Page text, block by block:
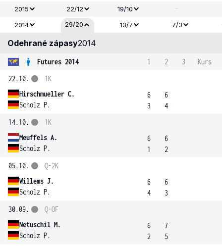
2015
22/12 19/10 -
2014
29/20 13/7 7/3
Odehrané zápasy2014
Futures 2014 1 2 3
Kurs
22.10.
Hirschmueller C.
Scholz P.
1K
6
3
6
4
14.10.
Meuffels A.
Scholz P.
1K
6
1
6
2
05.10.
Willems J.
Scholz P.
Q-2K
6
4
6
3
30.09.
Netuschil M.
Scholz P.
Q-OF
6
2
7
5